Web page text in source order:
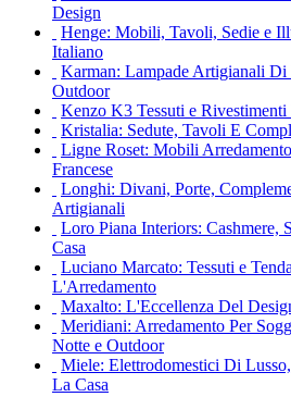
Design
Henge: Mobili, Tavoli, Sedie e
Italiano
Karman: Lampade Artigianali Di
Outdoor
Kenzo K3 Tessuti e
Kristalia: Sedute, Tavoli E
Ligne Roset: Mobili
Francese
Longhi: Divani, Porte,
Artigianali
Loro Piana Interiors: Cashmere,
Casa
Luciano Marcato: Tessuti e
L'Arredamento
Maxalto: L'Eccellenza Del
Meridiani: Arredamento Per
Notte e Outdoor
Miele: Elettrodomestici Di
La Casa